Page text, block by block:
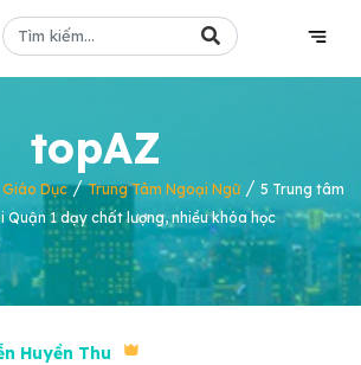
topAZ
Giáo Dục/Trung Tâm Ngoại Ngữ/ 5 Trung tâm
Quận 1 dạy chất lượng, nhiều khóa học
Huyền Thu